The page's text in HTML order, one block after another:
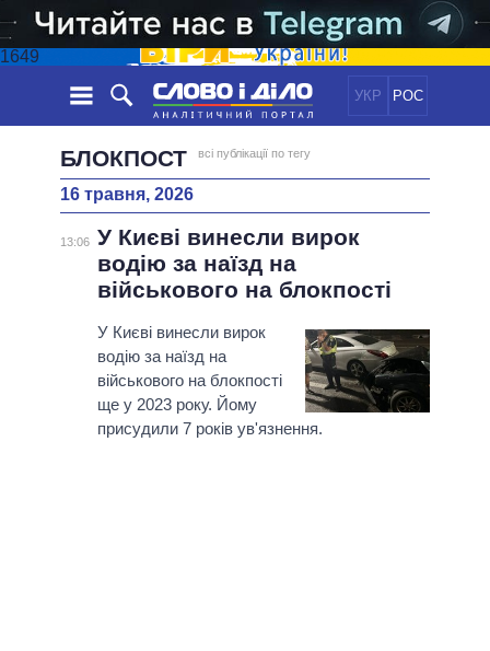
1649
УКР РОС
НОВИНИ
СТРІЧКА
ПОДІЇ
СТАТТІ
ДУМКИ
ОГЛЯДИ
ДАЙДЖЕСТИ
ЕКОНОМІКА
СУСПІЛЬСТВО
СВІТ
ПОЛIТИКИ
УСІ ПОЛІТИКИ
ПРЕЗИДЕНТ І ОФІС
ВЕРХОВНА РАДА
КАБІНЕТ МІНІСТРІВ
ГОЛОВИ ОБЛАДМІНІСТРАЦІЙ
ІНФОГРАФІКА
ВІДЕО
ПІДТРИМАТИ
ПОРІВНЯННЯ ПОЛІТИКІВ
БЛОКПОСТ всі публікації по тегу
16 травня, 2026
13:06 У Києві винесли вирок
водію за наїзд на
військового на блокпості
У Києві винесли вирок
водію за наїзд на
військового на блокпості
ще у 2023 року. Йому
присудили 7 років ув'язнення.